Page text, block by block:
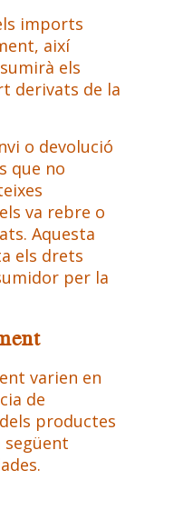
imports
així
els
derivats de la
o devolució
que no
va rebre o
Aquesta
els drets
per la
varien en
de
productes
següent